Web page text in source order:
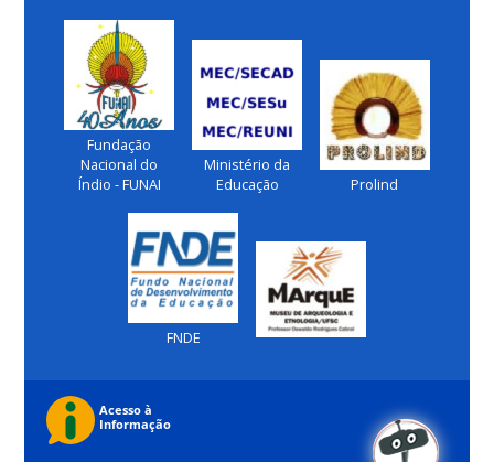
Fundação
Nacional do
Índio - FUNAI
Ministério da
Educação
Prolind
FNDE